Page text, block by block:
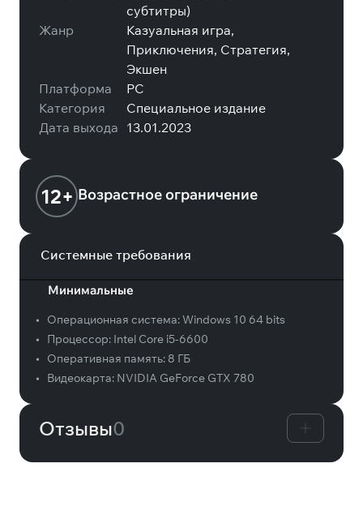
субтитры)
Жанр
Казуальная игра,
Приключения, Стратегия,
Экшен
Платформа
PC
Категория
Специальное издание
Дата выхода 13.01.2023
12+ Возрастное ограничение
Системные требования
Минимальные
• Операционная система:Windows 10 64 bits
•
Процессор: Intel Core i5-6600
•
Оперативная память: 8 ГБ
•
Видеокарта: NVIDIA GeForce GTX 780
Отзывы0